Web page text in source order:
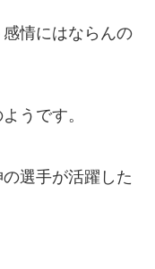
情にはならんの
うです。
選手が活躍した